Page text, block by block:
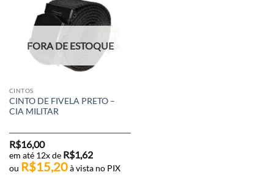
FORA DE ESTOQUE
CINTOS
CINTO DE FIVELA PRETO –
CIA MILITAR
R$16,00
em até 12x de R$1,62
ou R$15,20 à vista no PIX